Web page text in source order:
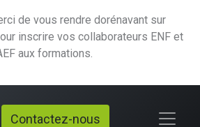
de vous rendre dorénavant sur
inscrire vos collaborateurs ENF et
aux formations.
Contactez-nous